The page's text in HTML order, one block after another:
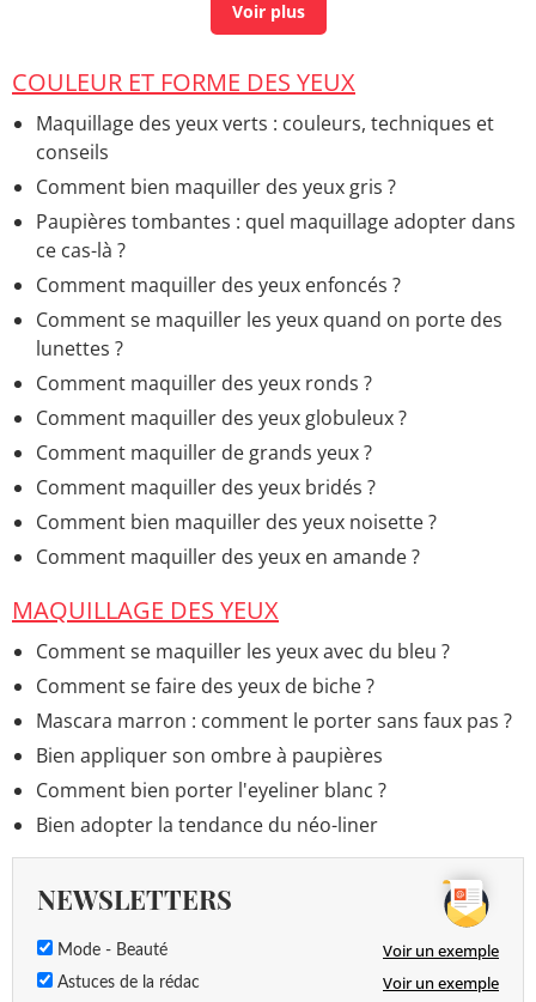
Maquillage libanais yeux marrons
Maquillage yeux> Accueil - Conseils maquillage
COULEUR ET FORME DES YEUX
Maquillage des yeux verts : couleurs, techniques et
conseils
Comment bien maquiller des yeux gris ?
Paupières tombantes : quel maquillage adopter dans
ce cas-là ?
Comment maquiller des yeux enfoncés ?
Comment se maquiller les yeux quand on porte des
lunettes ?
Comment maquiller des yeux ronds ?
Comment maquiller des yeux globuleux ?
Comment maquiller de grands yeux ?
Comment maquiller des yeux bridés ?
Comment bien maquiller des yeux noisette ?
Comment maquiller des yeux en amande ?
MAQUILLAGE DES YEUX
Comment se maquiller les yeux avec du bleu ?
Comment se faire des yeux de biche ?
Mascara marron : comment le porter sans faux pas ?
Bien appliquer son ombre à paupières
Comment bien porter l'eyeliner blanc ?
Bien adopter la tendance du néo-liner
NEWSLETTERS
Mode - Beauté Voir un exemple
Astuces de la rédac Voir un exemple